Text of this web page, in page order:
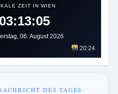
ZEIT IN WIEN
03:13:07
06. August 2026
20:24
DES TAGES